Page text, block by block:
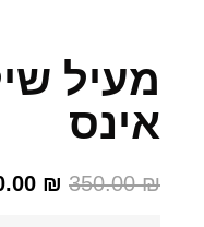
350.00
280.00₪